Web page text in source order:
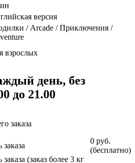
версия
/ Arcade / Приключения /
взрослых
день, без
до 21.00
заказа
0 руб.
(бесплатно)
(заказ более 3 кг